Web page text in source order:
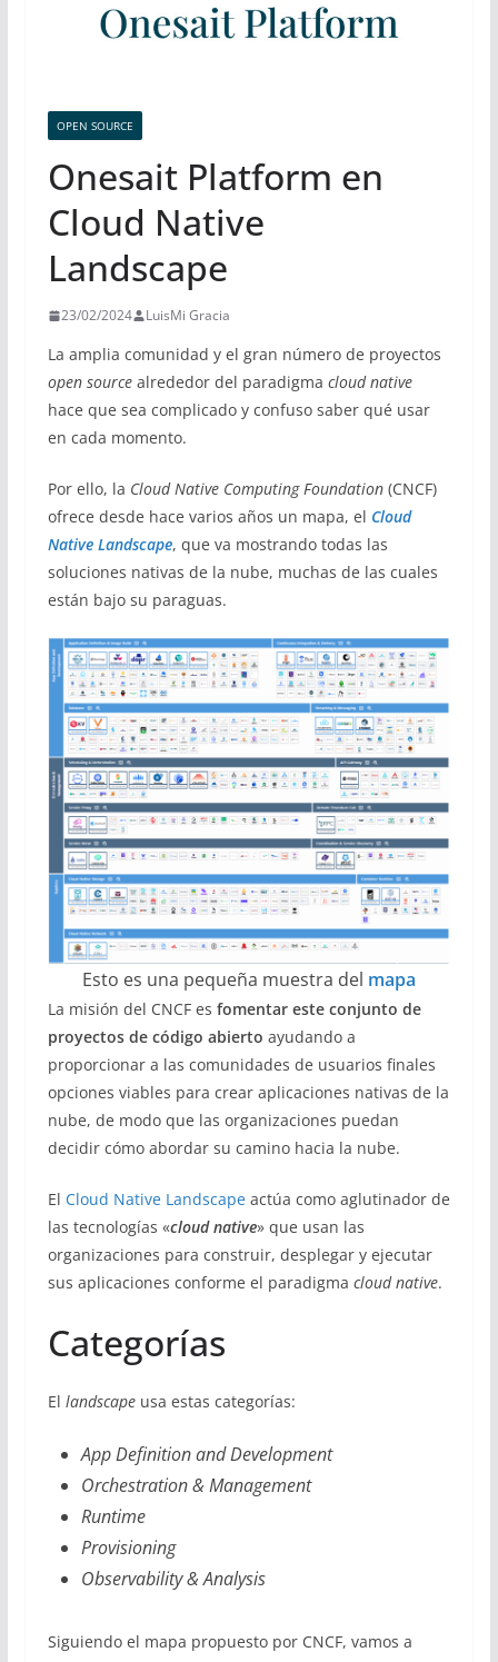
OPEN SOURCE
Onesait Platform en
Cloud Native
Landscape
23/02/2024 LuisMi Gracia
La amplia comunidad y el gran número de proyectos
open sourcealrededor del paradigma cloud native
hace que sea complicado y confuso saber qué usar
en cada momento.
Por ello, la Cloud Native Computing Foundation(CNCF)
ofrece desde hace varios años un mapa, el Cloud
Native Landscape, que va mostrando todas las
soluciones nativas de la nube, muchas de las cuales
están bajo su paraguas.
Esto es una pequeña muestra del mapa
La misión del CNCF es fomentar este conjunto de
proyectos de código abierto ayudando a
proporcionar a las comunidades de usuarios finales
opciones viables para crear aplicaciones nativas de la
nube, de modo que las organizaciones puedan
decidir cómo abordar su camino hacia la nube.
El Cloud Native Landscapeactúa como aglutinador de
las tecnologías «cloud native» que usan las
organizaciones para construir, desplegar y ejecutar
sus aplicaciones conforme el paradigma cloud native.
Categorías
El landscapeusa estas categorías:
App Definition and Development
Orchestration & Management
Runtime
Provisioning
Observability & Analysis
Siguiendo el mapa propuesto por CNCF, vamos a